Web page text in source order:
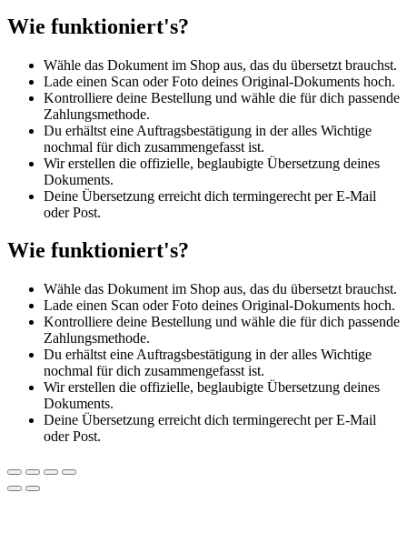
Wie funktioniert's?
Wähle das Dokument im Shop aus, das du übersetzt brauchst.
Lade einen Scan oder Foto deines Original-Dokuments hoch.
Kontrolliere deine Bestellung und wähle die für dich passende
Zahlungsmethode.
Du erhältst eine Auftragsbestätigung in der alles Wichtige
nochmal für dich zusammengefasst ist.
Wir erstellen die offizielle, beglaubigte Übersetzung deines
Dokuments.
Deine Übersetzung erreicht dich termingerecht per E-Mail
oder Post.
Wie funktioniert's?
Wähle das Dokument im Shop aus, das du übersetzt brauchst.
Lade einen Scan oder Foto deines Original-Dokuments hoch.
Kontrolliere deine Bestellung und wähle die für dich passende
Zahlungsmethode.
Du erhältst eine Auftragsbestätigung in der alles Wichtige
nochmal für dich zusammengefasst ist.
Wir erstellen die offizielle, beglaubigte Übersetzung deines
Dokuments.
Deine Übersetzung erreicht dich termingerecht per E-Mail
oder Post.